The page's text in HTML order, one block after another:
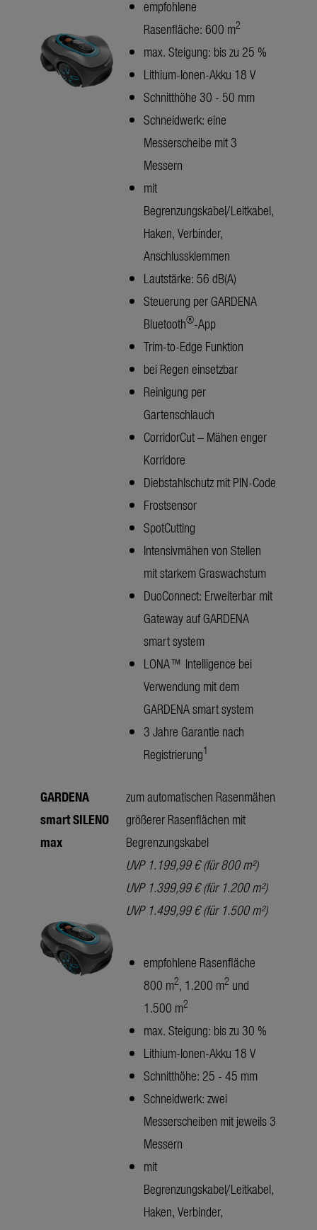
empfohlene
Rasenfläche: 600 m2
max. Steigung: bis zu 25 %
Lithium-Ionen-Akku 18 V
Schnitthöhe 30 - 50 mm
Schneidwerk: eine
Messerscheibe mit 3
Messern
mit
Begrenzungskabel/Leitkabel,
Haken, Verbinder,
Anschlussklemmen
Lautstärke: 56 dB(A)
Steuerung per GARDENA
Bluetooth®-App
Trim-to-Edge Funktion
bei Regen einsetzbar
Reinigung per
Gartenschlauch
CorridorCut – Mähen enger
Korridore
Diebstahlschutz mit PIN-Code
Frostsensor
SpotCutting
Intensivmähen von Stellen
mit starkem Graswachstum
DuoConnect: Erweiterbar mit
Gateway auf GARDENA
smart system
LONA™ Intelligence bei
Verwendung mit dem
GARDENA smart system
3 Jahre Garantie nach
Registrierung1
GARDENA
smart SILENO
max
zum automatischen Rasenmähen
größerer Rasenflächen mit
Begrenzungskabel
UVP 1.199,99 € (für 800 m²)
UVP 1.399,99 € (für 1.200 m²)
UVP 1.499,99 € (für 1.500 m²)
empfohlene Rasenfläche
800 m2, 1.200 m2 und
1.500 m2
max. Steigung: bis zu 30 %
Lithium-Ionen-Akku 18 V
Schnitthöhe: 25 - 45 mm
Schneidwerk: zwei
Messerscheiben mit jeweils 3
Messern
mit
Begrenzungskabel/Leitkabel,
Haken, Verbinder,